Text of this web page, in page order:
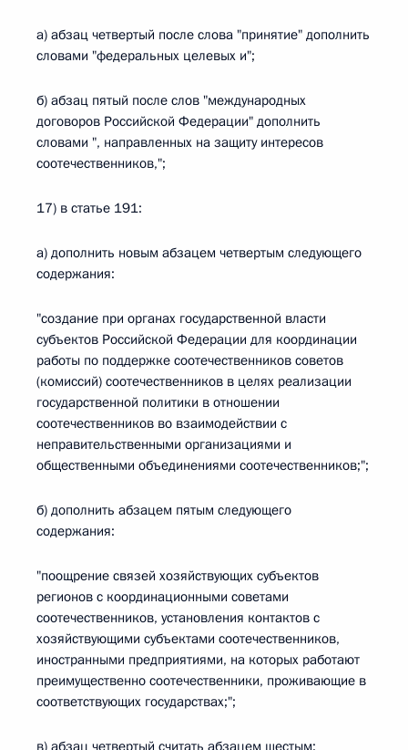
а) абзац четвертый после слова "принятие" дополнить
словами "федеральных целевых и";
б) абзац пятый после слов "международных
договоров Российской Федерации" дополнить
словами ", направленных на защиту интересов
соотечественников,";
17) в статье 191:
а) дополнить новым абзацем четвертым следующего
содержания:
"создание при органах государственной власти
субъектов Российской Федерации для координации
работы по поддержке соотечественников советов
(комиссий) соотечественников в целях реализации
государственной политики в отношении
соотечественников во взаимодействии с
неправительственными организациями и
общественными объединениями соотечественников;";
б) дополнить абзацем пятым следующего
содержания:
"поощрение связей хозяйствующих субъектов
регионов с координационными советами
соотечественников, установления контактов с
хозяйствующими субъектами соотечественников,
иностранными предприятиями, на которых работают
преимущественно соотечественники, проживающие в
соответствующих государствах;";
в) абзац четвертый считать абзацем шестым;